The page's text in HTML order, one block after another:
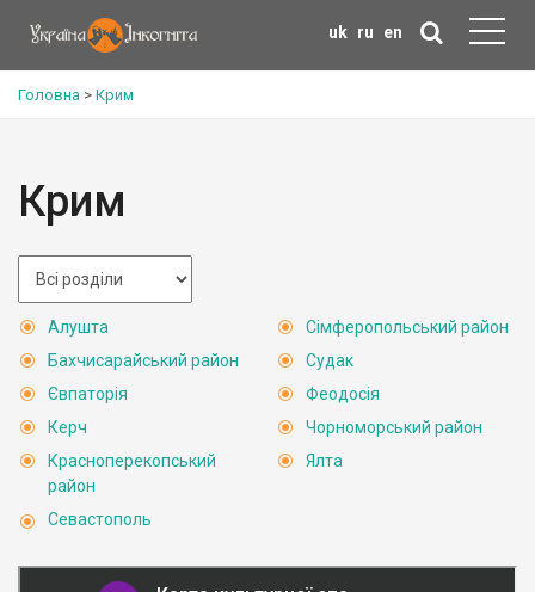
uk ru en
Головна > Крим
Крим
Алушта
Бахчисарайський район
Євпаторія
Керч
Красноперекопський
район
Севастополь
Сімферопольський район
Судак
Феодосія
Чорноморський район
Ялта